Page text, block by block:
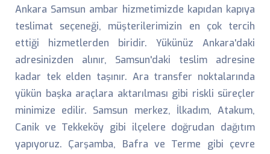
Ankara Samsun ambar hizmetimizde kapıdan kapıya
teslimat seçeneği, müşterilerimizin en çok tercih
ettiği hizmetlerden biridir. Yükünüz Ankara'daki
adresinizden alınır, Samsun'daki teslim adresine
kadar tek elden taşınır. Ara transfer noktalarında
yükün başka araçlara aktarılması gibi riskli süreçler
minimize edilir. Samsun merkez, İlkadım, Atakum,
Canik ve Tekkeköy gibi ilçelere doğrudan dağıtım
yapıyoruz. Çarşamba, Bafra ve Terme gibi çevre